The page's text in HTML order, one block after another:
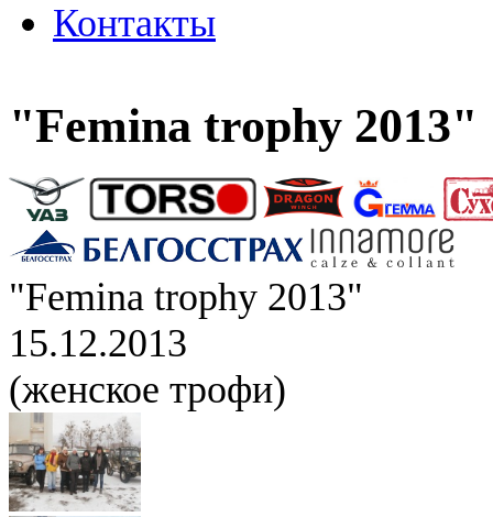
Контакты
"Femina trophy 2013"
"Femina trophy 2013"
15.12.2013
(женское трофи)